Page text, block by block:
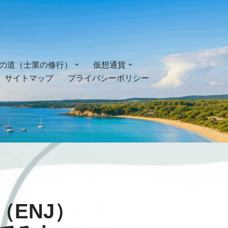
道（士業の修行）
仮想通貨
サイトマップ
プライバシーポリシー
ENJ）